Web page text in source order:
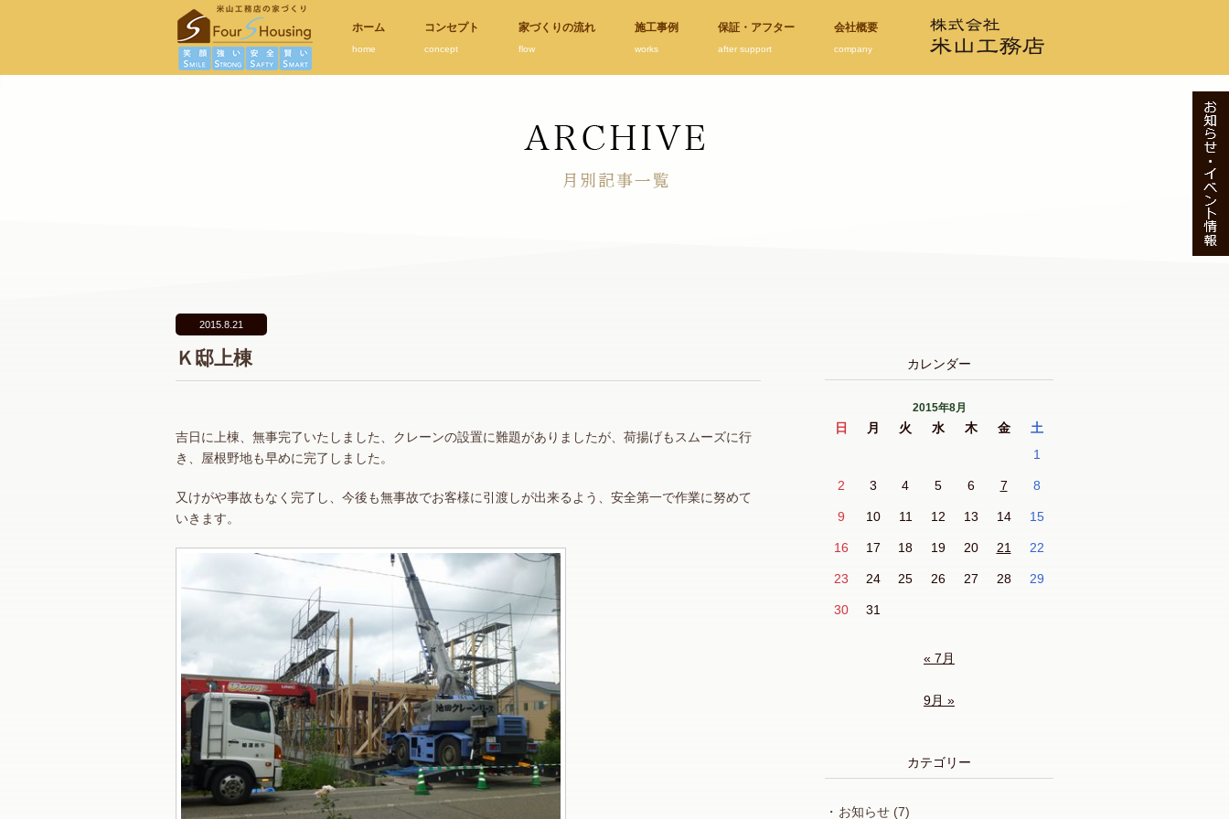
ホーム
home
コンセプト
concept
家づくりの流れ
flow
施工事例
works
保証・アフター
after support
会社概要
company
カレンダー
2015年8月
日 月 火 水 木 金
土
1
2 3 4 5 6 7 8
9 10 11 12 13 14 15
16 17 18 19 20 21 22
23 24 25 26 27 28 29
30 31
« 7月
9月 »
カテゴリー
お知らせ (7)
2015.8.21
Ｋ邸上棟
吉日に上棟、無事完了いたしました、クレーンの設置に難題がありましたが、荷揚げもスムーズに行
き、屋根野地も早めに完了しました。
又けがや事故もなく完了し、今後も無事故でお客様に引渡しが出来るよう、安全第一で作業に努めて
いきます。